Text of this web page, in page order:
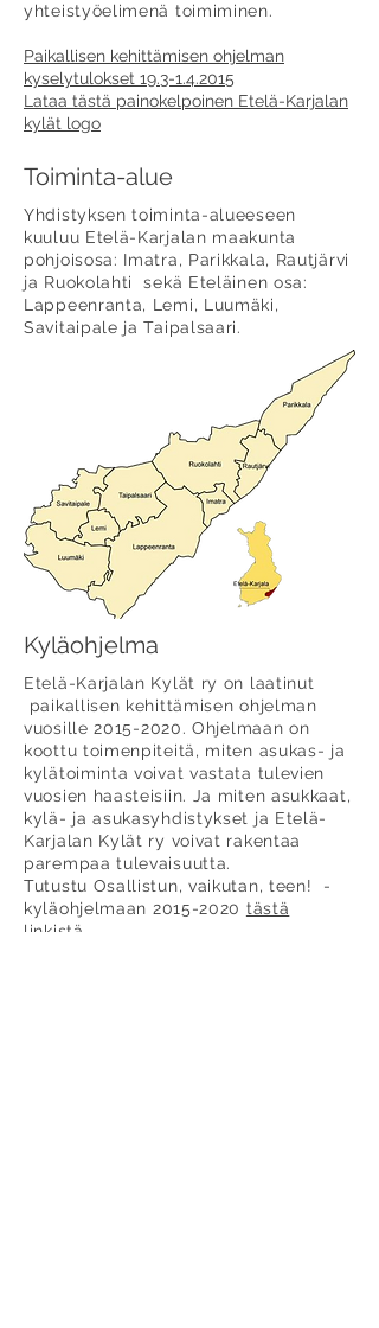
yhteistyöelimenä toimiminen.
Paikallisen kehittämisen ohjelman
kyselytulokset 19.3-1.4.2015
Lataa tästä painokelpoinen Etelä-Karjalan
kylät logo
Toiminta-alue
Yhdistyksen toiminta-alueeseen
kuuluu Etelä-Karjalan maakunta
pohjoisosa: Imatra, Parikkala, Rautjärvi
ja Ruokolahti sekä Eteläinen osa:
Lappeenranta, Lemi, Luumäki,
Savitaipale ja Taipalsaari.
Kyläohjelma
Etelä-Karjalan Kylät ry on laatinut
paikallisen kehittämisen ohjelman
vuosille2015-2020. Ohjelmaan on
koottu toimenpiteitä, miten asukas- ja
kylätoiminta voivat vastata tulevien
vuosien haasteisiin. Ja miten asukkaat,
kylä- ja asukasyhdistykset ja Etelä-
Karjalan Kylät ry voivat rakentaa
parempaa tulevaisuutta.
Tutustu Osallistun, vaikutan, teen! -
kyläohjelmaan 2015-2020 tästä
linkistä